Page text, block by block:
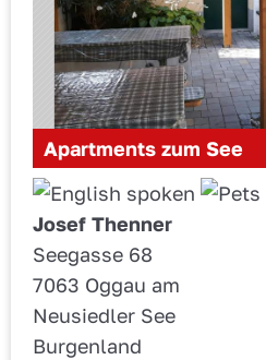
Apartments zum See
Josef Thenner
Seegasse 68
7063 Oggau am
Neusiedler See
Burgenland